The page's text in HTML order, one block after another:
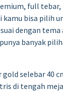
full tebar,
kamu bisa pilih
dengan tema
banyak
selebar 40
di tengah